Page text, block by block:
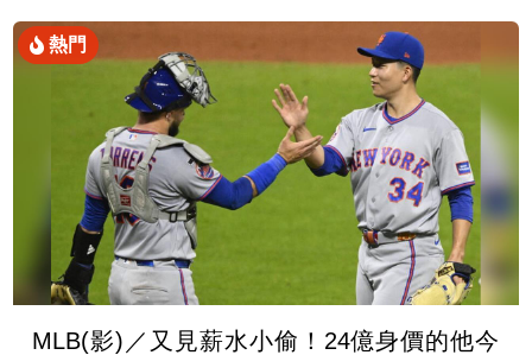
熱門
MLB(影)／又見薪水小偷！24億身價的他今